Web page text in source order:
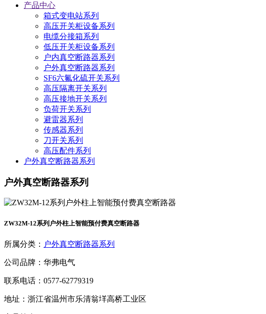
产品中心
箱式变电站系列
高压开关柜设备系列
电缆分接箱系列
低压开关柜设备系列
户内真空断路器系列
户外真空断路器系列
SF6六氟化硫开关系列
高压隔离开关系列
高压接地开关系列
负荷开关系列
避雷器系列
传感器系列
刀开关系列
高压配件系列
户外真空断路器系列
户外真空断路器系列
ZW32M-12系列户外柱上智能预付费真空断路器
所属分类： 户外真空断路器系列
公司品牌：华弗电气
联系电话：0577-62779319
地址：浙江省温州市乐清翁垟高桥工业区